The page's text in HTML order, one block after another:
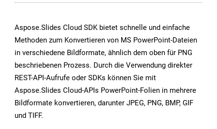
Aspose.Slides Cloud SDK bietet schnelle und einfache
Methoden zum Konvertieren von MS PowerPoint-Dateien
in verschiedene Bildformate, ähnlich dem oben für PNG
beschriebenen Prozess. Durch die Verwendung direkter
REST-API-Aufrufe oder SDKs können Sie mit
Aspose.Slides Cloud-APIs PowerPoint-Folien in mehrere
Bildformate konvertieren, darunter JPEG, PNG, BMP, GIF
und TIFF.